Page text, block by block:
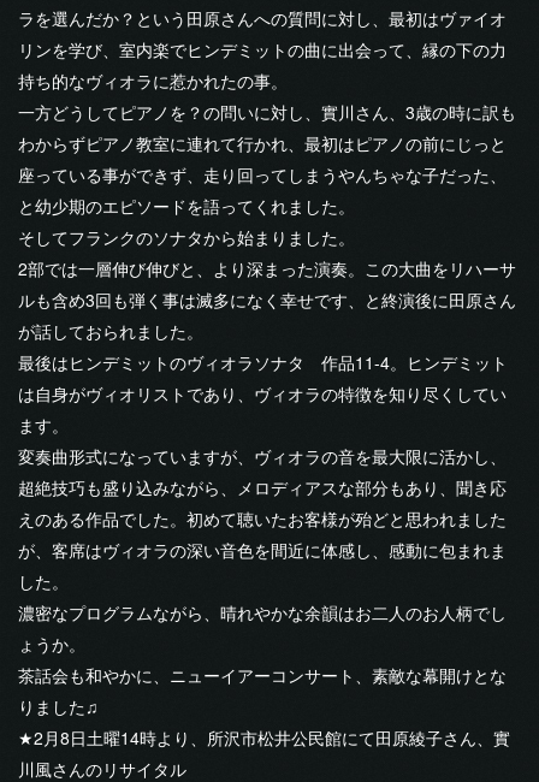
ラを選んだか？という田原さんへの質問に対し、最初はヴァイオ
リンを学び、室内楽でヒンデミットの曲に出会って、縁の下の力
持ち的なヴィオラに惹かれたの事。
一方どうしてピアノを？の問いに対し、實川さん、3歳の時に訳も
わからずピアノ教室に連れて行かれ、最初はピアノの前にじっと
座っている事ができず、走り回ってしまうやんちゃな子だった、
と幼少期のエピソードを語ってくれました。
そしてフランクのソナタから始まりました。
2部では一層伸び伸びと、より深まった演奏。この大曲をリハーサ
ルも含め3回も弾く事は滅多になく幸せです、と終演後に田原さん
が話しておられました。
最後はヒンデミットのヴィオラソナタ 作品11-4。ヒンデミット
は自身がヴィオリストであり、ヴィオラの特徴を知り尽くしてい
ます。
変奏曲形式になっていますが、ヴィオラの音を最大限に活かし、
超絶技巧も盛り込みながら、メロディアスな部分もあり、聞き応
えのある作品でした。初めて聴いたお客様が殆どと思われました
が、客席はヴィオラの深い音色を間近に体感し、感動に包まれま
した。
濃密なプログラムながら、晴れやかな余韻はお二人のお人柄でし
ょうか。
茶話会も和やかに、ニューイアーコンサート、素敵な幕開けとな
りました♫
★2月8日土曜14時より、所沢市松井公民館にて田原綾子さん、實
川風さんのリサイタル